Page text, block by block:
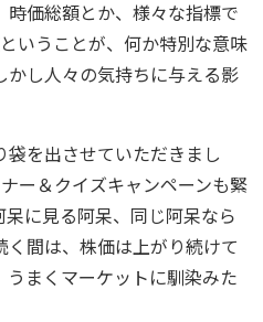
価総額とか、様々な指標で
いうことが、何か特別な意味
し人々の気持ちに与える影
を出させていただきまし
ー＆クイズキャンペーンも緊
に見る阿呆、同じ阿呆なら
間は、株価は上がり続けて
まくマーケットに馴染みた